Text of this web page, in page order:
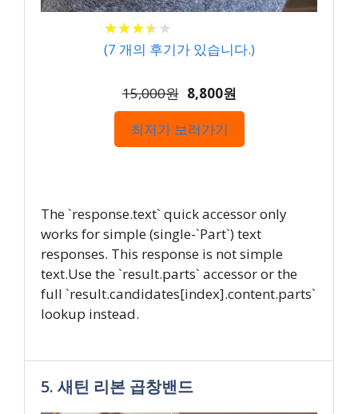
★★★★ ★
★★★★ ★
(7 개의 후기가 있습니다.)
15,000원 8,800원
최저가 보러가기
The `response.text` quick accessor only
works for simple (single-`Part`) text
responses. This response is not simple
text.Use the `result.parts` accessor or the
full `result.candidates[index].content.parts`
lookup instead.
5. 새틴 리본 곱창밴드